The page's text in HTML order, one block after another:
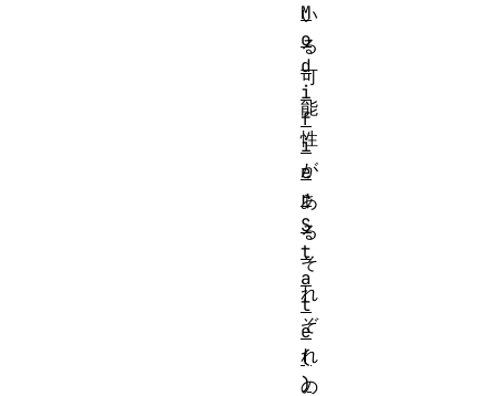
い
る
可
能
性
が
あ
る
そ
れ
ぞ
れ
の
M
o
d
i
f
i
e
r
S
t
a
t
e
(
)